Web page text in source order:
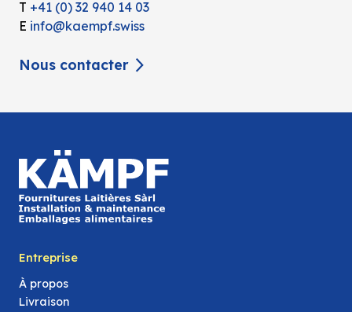
T +41 (0) 32 940 14 03
E info@kaempf.swiss
Nous contacter
Entreprise
À propos
Livraison